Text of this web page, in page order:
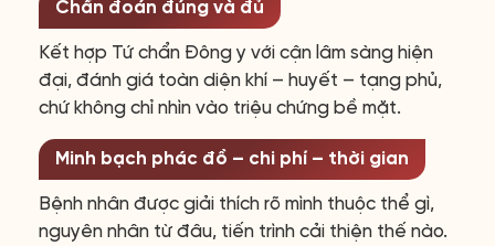
Chẩn đoán đúng và đủ
Kết hợp Tứ chẩn Đông y với cận lâm sàng hiện
đại, đánh giá toàn diện khí – huyết – tạng phủ,
chứ không chỉ nhìn vào triệu chứng bề mặt.
Minh bạch phác đồ – chi phí – thời gian
Bệnh nhân được giải thích rõ mình thuộc thể gì,
nguyên nhân từ đâu, tiến trình cải thiện thế nào.